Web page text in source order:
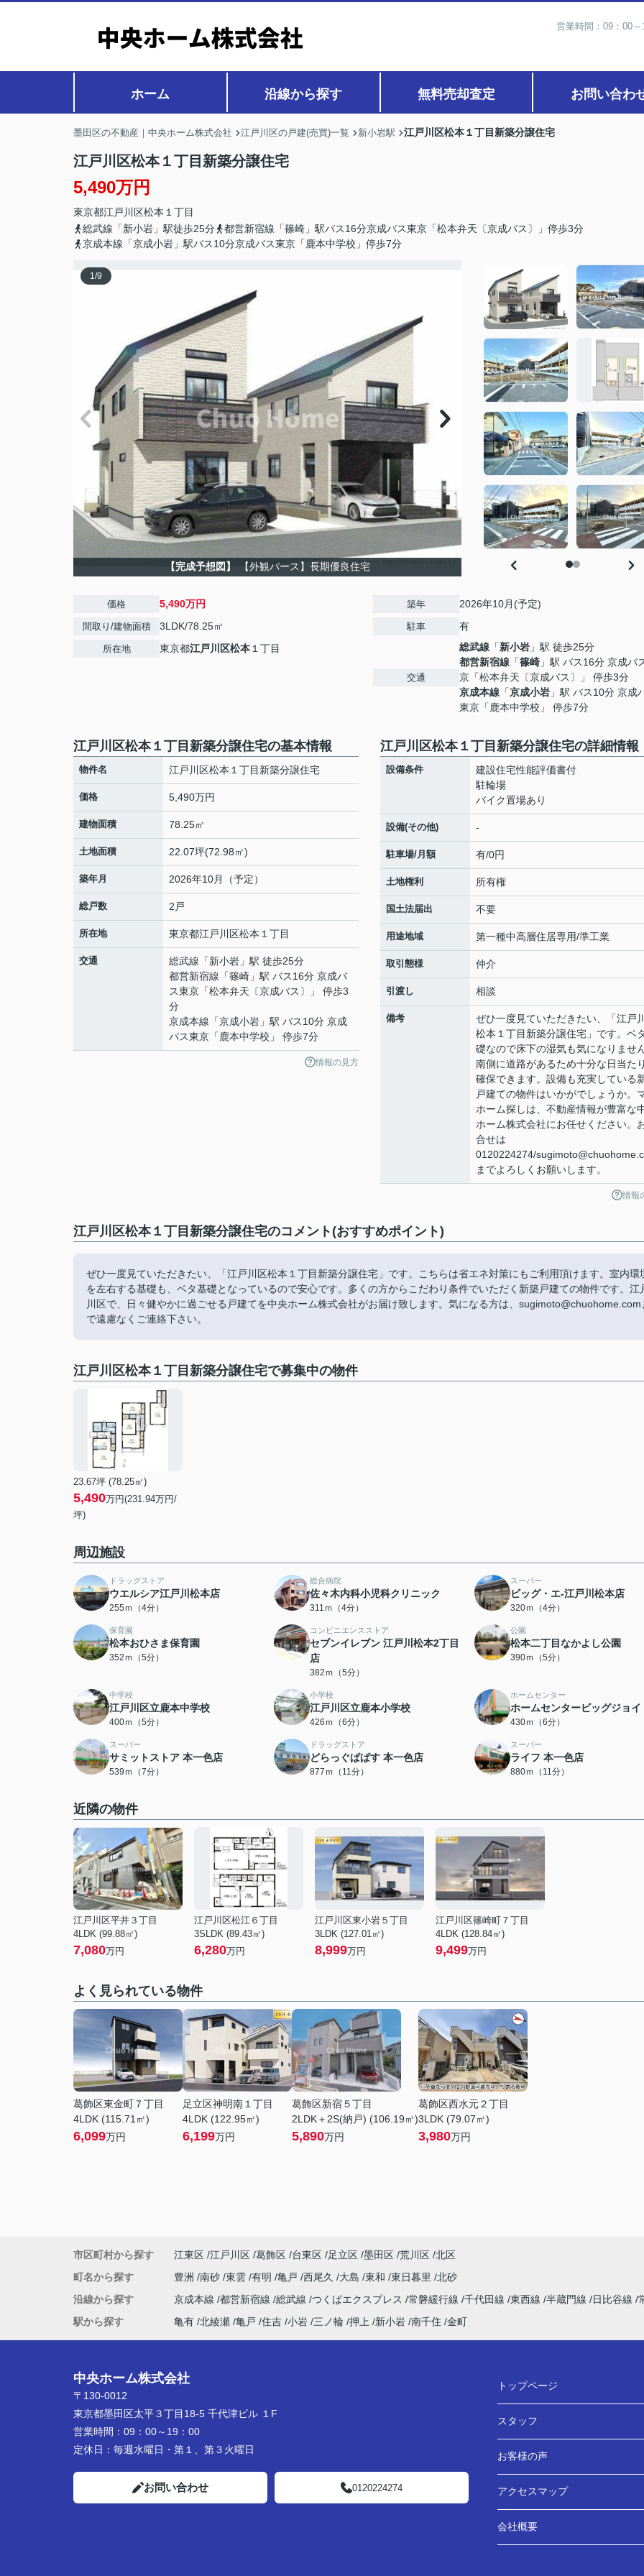
営業時間：09：00
ホーム 沿線から探す 無料売却査定 お問い合わ
墨田区の不動産｜中央ホーム株式会社 江戸川区の戸建(売買)一覧 新小岩駅 江戸川区松本１丁目新築分譲住宅
江戸川区松本１丁目新築分譲住宅
5,490万円
東京都江戸川区松本 １丁目
総武線「新小岩」駅徒歩25分
都営新宿線「篠崎」駅バス16分京成バス東京「松本弁天〔京成バス〕」停歩3分
京成本線「京成小岩」駅バス10分京成バス東京「鹿本中学校」停歩7分
1/9
【完成予想図】 【外観パース】長期優良住宅
価格 5,490万円
間取り/建物面積 3LDK/78.25㎡
所在地 東京都江戸川区松本 １丁目
築年 2026年10月(予定)
駐車 有
交通
総武線 「新小岩 」駅 徒歩25分
都営新宿線 「篠崎 」駅 バス16分 京成バ
京「松本弁天〔京成バス〕」 停歩3分
京成本線 「京成小岩 」駅 バス10分 京成
東京「鹿本中学校」 停歩7分
江戸川区松本１丁目新築分譲住宅の基本情報
物件名 江戸川区松本１丁目新築分譲住宅
価格 5,490万円
建物面積 78.25㎡
土地面積 22.07坪(72.98㎡)
築年月 2026年10月（予定）
総戸数 2戸
所在地 東京都江戸川区松本 １丁目
交通 総武線 「新小岩 」駅 徒歩25分
都営新宿線 「篠崎 」駅 バス16分 京成バ
ス東京「松本弁天〔京成バス〕」 停歩3
分
京成本線 「京成小岩 」駅 バス10分 京成
バス東京「鹿本中学校」 停歩7分
情報の見方
江戸川区松本１丁目新築分譲住宅の詳細情報
設備条件
建設住宅性能評価書付
駐輪場
バイク置場あり
設備(その他) -
駐車場/月額 有/0円
土地権利 所有権
国土法届出 不要
用途地域 第一種中高層住居専用/準工業
取引態様 仲介
引渡し 相談
備考
ぜひ一度見ていただきたい、「江戸
松本１丁目新築分譲住宅」です。ベ
礎なので床下の湿気も気になりませ
南側に道路があるため十分な日当た
確保できます。設備も充実している
戸建ての物件はいかがでしょうか。
ホーム探しは、不動産情報が豊富な
ホーム株式会社にお任せください。
合せは
0120224274/
までよろしくお願いします。
情報
江戸川区松本１丁目新築分譲住宅のコメント(おすすめポイント)
ぜひ一度見ていただきたい、「江戸川区松本１丁目新築分譲住宅」です。こちらは省エネ対策にもご利用頂けます。室内環
を左右する基礎も、ベタ基礎となっているので安心です。多くの方からこだわり条件でいただく新築戸建ての物件です。江
川区で、日々健やかに過ごせる戸建てを中央ホーム株式会社がお届け致します。気になる方は、sugimoto@chuohome.com
で遠慮なくご連絡下さい。
江戸川区松本１丁目新築分譲住宅で募集中の物件
23.67坪 (78.25㎡)
5,490万円(231.94万円/
坪)
周辺施設
ドラッグストア
ウエルシア江戸川松本店
255ｍ（4分）
総合病院
佐々木内科小児科クリニック
311ｍ（4分）
スーパー
ビッグ・エ-江戸川松本店
320ｍ（4分）
保育園
松本おひさま保育園
352ｍ（5分）
コンビニエンスストア
セブンイレブン 江戸川松本2丁目
店
382ｍ（5分）
公園
松本二丁目なかよし公園
390ｍ（5分）
中学校
江戸川区立鹿本中学校
400ｍ（5分）
小学校
江戸川区立鹿本小学校
426ｍ（6分）
ホームセンター
ホームセンタービッグジョイ
430ｍ（6分）
スーパー
サミットストア 本一色店
539ｍ（7分）
ドラッグストア
どらっぐぱぱす 本一色店
877ｍ（11分）
スーパー
ライフ 本一色店
880ｍ（11分）
近隣の物件
江戸川区平井３丁目
4LDK (99.88㎡)
7,080万円
江戸川区松江６丁目
3SLDK (89.43㎡)
6,280万円
江戸川区東小岩５丁目
3LDK (127.01㎡)
8,999万円
江戸川区篠崎町７丁目
4LDK (128.84㎡)
9,499万円
よく見られている物件
葛飾区東金町７丁目
4LDK (115.71㎡)
6,099万円
足立区神明南１丁目
4LDK (122.95㎡)
6,199万円
葛飾区新宿５丁目
2LDK＋2S(納戸) (106.19㎡)
5,890万円
葛飾区西水元２丁目
3LDK (79.07㎡)
3,980万円
市区町村から探す 江東区 江戸川区 葛飾区 台東区 足立区 墨田区 荒川区 北区
町名から探す
豊洲 南砂 東雲 有明 亀戸 西尾久 大島 東和 東日暮里
北砂
沿線から探す
京成本線 都営新宿線 総武線 つくばエクスプレス 常磐緩行線 千代田線 東西線 半蔵門線 日比谷線
駅から探す
亀有 北綾瀬 亀戸 住吉 小岩 三ノ輪 押上 新小岩 南千住 金町
中央ホーム株式会社
〒130-0012
東京都墨田区太平３丁目18-5 千代津ビル １F
営業時間： 09：00～19：00
定休日： 毎週水曜日・第１、第３火曜日
お問い合わせ 0120224274
トップページ
スタッフ
お客様の声
アクセスマップ
会社概要